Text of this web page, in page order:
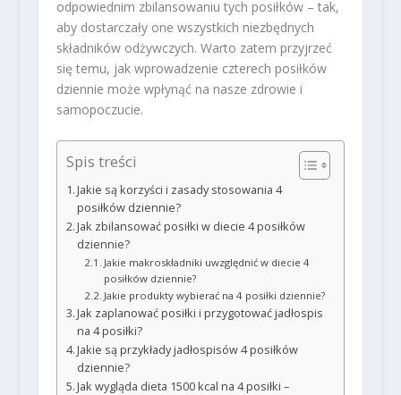
odpowiednim zbilansowaniu tych posiłków – tak,
aby dostarczały one wszystkich niezbędnych
składników odżywczych. Warto zatem przyjrzeć
się temu, jak wprowadzenie czterech posiłków
dziennie może wpłynąć na nasze zdrowie i
samopoczucie.
Spis treści
Jakie są korzyści i zasady stosowania 4
posiłków dziennie?
Jak zbilansować posiłki w diecie 4 posiłków
dziennie?
Jakie makroskładniki uwzględnić w diecie 4
posiłków dziennie?
Jakie produkty wybierać na 4 posiłki dziennie?
Jak zaplanować posiłki i przygotować jadłospis
na 4 posiłki?
Jakie są przykłady jadłospisów 4 posiłków
dziennie?
Jak wygląda dieta 1500 kcal na 4 posiłki –